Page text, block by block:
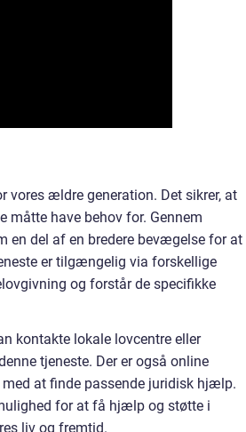
vores ældre generation. Det sikrer, at
måtte have behov for. Gennem
en del af en bredere bevægelse for at
er tilgængelig via forskellige
og forstår de specifikke
kontakte lokale lovcentre eller
tjeneste. Der er også online
at finde passende juridisk hjælp.
for at få hjælp og støtte i
liv og fremtid.